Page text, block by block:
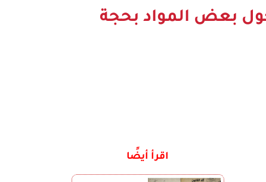
دخول بعض المواد بحجة
اقرأ أيضًا